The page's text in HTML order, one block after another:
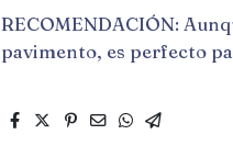
RECOMENDACIÓN:
pavimento, es perfecto